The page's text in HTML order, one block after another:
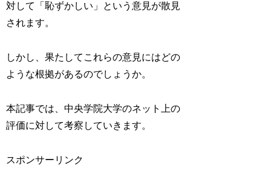
対して「恥ずかしい」という意見が散見
されます。
しかし、果たしてこれらの意見にはどの
ような根拠があるのでしょうか。
本記事では、中央学院大学のネット上の
評価に対して考察していきます。
スポンサーリンク